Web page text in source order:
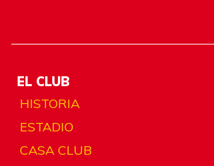
EL CLUB
HISTORIA
ESTADIO
CASA CLUB